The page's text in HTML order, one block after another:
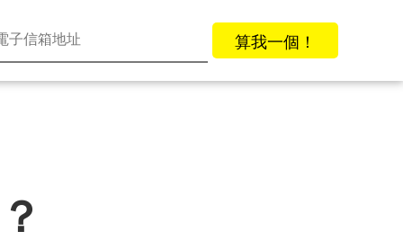
算我一個！